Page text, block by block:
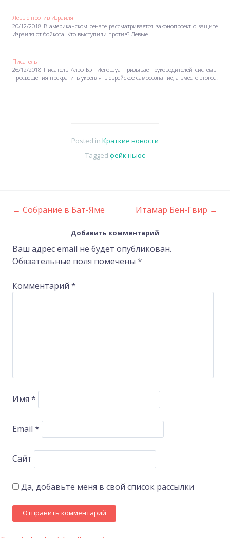
Левые против Израиля
20/12/2018 В американском сенате рассматривается законопроект о защите
Израиля от бойкота. Кто выступили против? Левые…
Писатель
26/12/2018 Писатель Алэф-Бэт Иегошуа призывает руководителей системы
просвещения прекратить укреплять еврейское самосознание, а вместо этого…
Posted in Краткие новости
Tagged фейк ньюс
Post
navigation
← Собрание в Бат-Яме Итамар Бен-Гвир →
Добавить комментарий
Ваш адрес email не будет опубликован.
Обязательные поля помечены *
Комментарий *
Имя *
Email *
Сайт
Да, добавьте меня в свой список рассылки